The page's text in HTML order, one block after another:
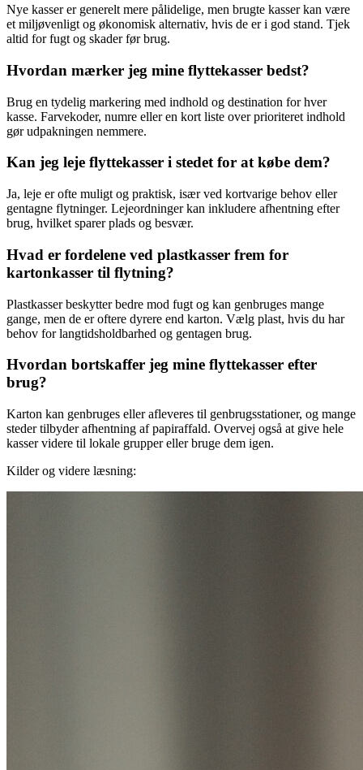
Nye kasser er generelt mere pålidelige, men brugte kasser kan være
et miljøvenligt og økonomisk alternativ, hvis de er i god stand. Tjek
altid for fugt og skader før brug.
Hvordan mærker jeg mine flyttekasser bedst?
Brug en tydelig markering med indhold og destination for hver
kasse. Farvekoder, numre eller en kort liste over prioriteret indhold
gør udpakningen nemmere.
Kan jeg leje flyttekasser i stedet for at købe dem?
Ja, leje er ofte muligt og praktisk, især ved kortvarige behov eller
gentagne flytninger. Lejeordninger kan inkludere afhentning efter
brug, hvilket sparer plads og besvær.
Hvad er fordelene ved plastkasser frem for
kartonkasser til flytning?
Plastkasser beskytter bedre mod fugt og kan genbruges mange
gange, men de er oftere dyrere end karton. Vælg plast, hvis du har
behov for langtidsholdbarhed og gentagen brug.
Hvordan bortskaffer jeg mine flyttekasser efter
brug?
Karton kan genbruges eller afleveres til genbrugsstationer, og mange
steder tilbyder afhentning af papiraffald. Overvej også at give hele
kasser videre til lokale grupper eller bruge dem igen.
Kilder og videre læsning: